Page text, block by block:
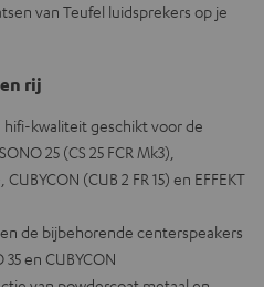
van Teufel luidsprekers op je
rij
kwaliteit geschikt voor de
25 (CS 25 FCR Mk3),
(CUB 2 FR 15) en EFFEKT
de bijbehorende centerspeakers
en CUBYCON